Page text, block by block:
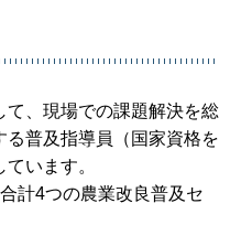
て、現場での課題解決を総
普及指導員（国家資格を
います。
計4つの農業改良普及セ